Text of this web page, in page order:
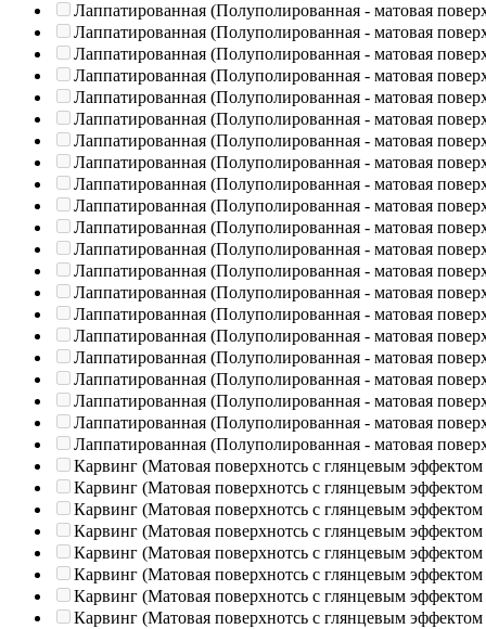
Лаппатированная (Полуполированная - матовая
Лаппатированная (Полуполированная - матовая
Лаппатированная (Полуполированная - матовая
Лаппатированная (Полуполированная - матовая
Лаппатированная (Полуполированная - матовая
Лаппатированная (Полуполированная - матовая
Лаппатированная (Полуполированная - матовая
Лаппатированная (Полуполированная - матовая
Лаппатированная (Полуполированная - матовая
Лаппатированная (Полуполированная - матовая
Лаппатированная (Полуполированная - матовая
Лаппатированная (Полуполированная - матовая
Лаппатированная (Полуполированная - матовая
Лаппатированная (Полуполированная - матовая
Лаппатированная (Полуполированная - матовая
Лаппатированная (Полуполированная - матовая
Лаппатированная (Полуполированная - матовая
Лаппатированная (Полуполированная - матовая
Лаппатированная (Полуполированная - матовая
Лаппатированная (Полуполированная - матовая
Лаппатированная (Полуполированная - матовая
Карвинг (Матовая поверхнотсь с глянцевым эффектом
Карвинг (Матовая поверхнотсь с глянцевым эффектом
Карвинг (Матовая поверхнотсь с глянцевым эффектом
Карвинг (Матовая поверхнотсь с глянцевым эффектом
Карвинг (Матовая поверхнотсь с глянцевым эффектом
Карвинг (Матовая поверхнотсь с глянцевым эффектом
Карвинг (Матовая поверхнотсь с глянцевым эффектом
Карвинг (Матовая поверхнотсь с глянцевым эффектом